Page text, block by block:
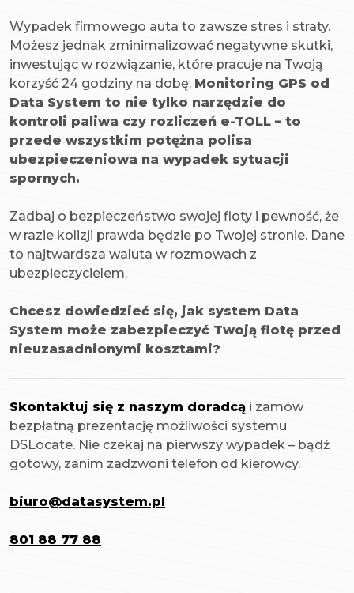
Wypadek firmowego auta to zawsze stres i straty.
Możesz jednak zminimalizować negatywne skutki,
inwestując w rozwiązanie, które pracuje na Twoją
korzyść 24 godziny na dobę. Monitoring GPS od
Data System to nie tylko narzędzie do
kontroli paliwa czy rozliczeń e-TOLL – to
przede wszystkim potężna polisa
ubezpieczeniowa na wypadek sytuacji
spornych.
Zadbaj o bezpieczeństwo swojej floty i pewność, że
w razie kolizji prawda będzie po Twojej stronie. Dane
to najtwardsza waluta w rozmowach z
ubezpieczycielem.
Chcesz dowiedzieć się, jak system Data
System może zabezpieczyć Twoją flotę przed
nieuzasadnionymi kosztami?
Skontaktuj się z naszym doradcą i zamów
bezpłatną prezentację możliwości systemu
DSLocate. Nie czekaj na pierwszy wypadek – bądź
gotowy, zanim zadzwoni telefon od kierowcy.
biuro@datasystem.pl
801 88 77 88